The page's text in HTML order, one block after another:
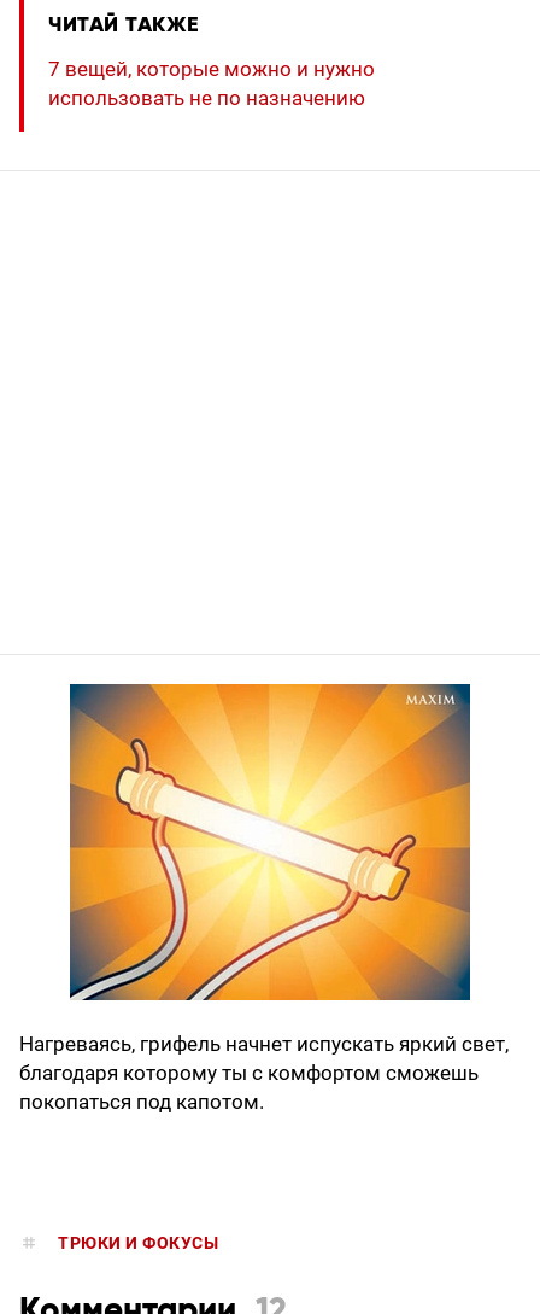
ЧИТАЙ ТАКЖЕ
7 вещей, которые можно и нужно
использовать не по назначению
Нагреваясь, грифель начнет испускать яркий свет,
благодаря которому ты с комфортом сможешь
покопаться под капотом.
ТРЮКИ И ФОКУСЫ